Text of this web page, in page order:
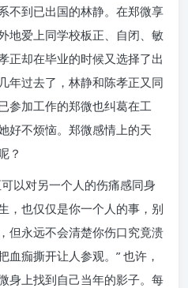
不到已出国的林静。在郑微享
地爱上同学校板正、自闭、敏
正却在毕业的时候又选择了出
年过去了，林静和陈孝正又同
参加工作的郑微也纠葛在工
好不烦恼。郑微感情上的天
？
以对另一个人的伤痛感同身
，也仅仅是你一个人的事，别
但永远不会清楚你伤口究竟溃
痂撕开让人参观。” 也许，
身上找到自己当年的影子。每